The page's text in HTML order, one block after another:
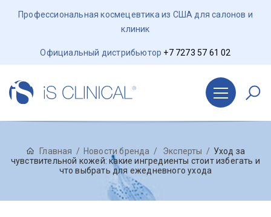
Профессиональная космецевтика из США для салонов и
клиник
Официальный дистрибьютор +7 7273 57 61 02
Главная Новости бренда Эксперты
Уход за
чувствительной кожей: какие ингредиенты стоит избегать и
что выбрать для ежедневного ухода